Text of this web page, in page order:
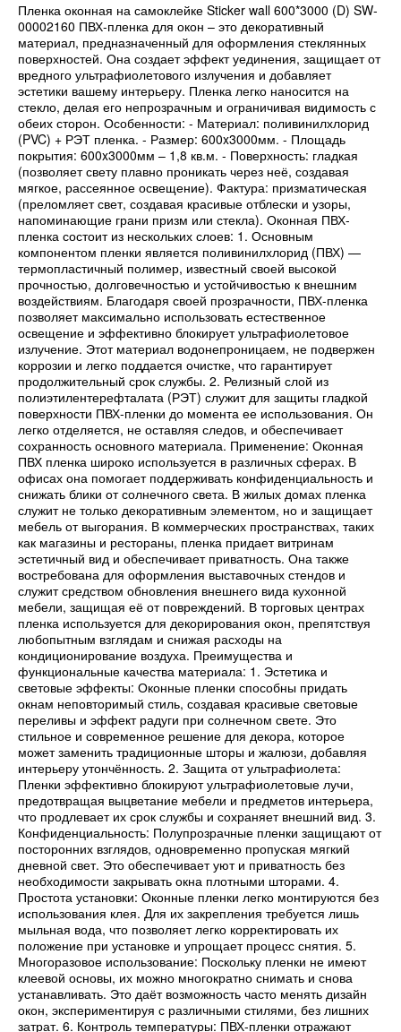
Пленка оконная на самоклейке Sticker wall 600*3000 (D) SW-
00002160 ПВХ-пленка для окон – это декоративный
материал, предназначенный для оформления стеклянных
поверхностей. Она создает эффект уединения, защищает от
вредного ультрафиолетового излучения и добавляет
эстетики вашему интерьеру. Пленка легко наносится на
стекло, делая его непрозрачным и ограничивая видимость с
обеих сторон. Особенности: - Материал: поливинилхлорид
(PVC) + РЭТ пленка. - Размер: 600x3000мм. - Площадь
покрытия: 600x3000мм – 1,8 кв.м. - Поверхность: гладкая
(позволяет свету плавно проникать через неё, создавая
мягкое, рассеянное освещение). Фактура: призматическая
(преломляет свет, создавая красивые отблески и узоры,
напоминающие грани призм или стекла). Оконная ПВХ-
пленка состоит из нескольких слоев: 1. Основным
компонентом пленки является поливинилхлорид (ПВХ) —
термопластичный полимер, известный своей высокой
прочностью, долговечностью и устойчивостью к внешним
воздействиям. Благодаря своей прозрачности, ПВХ-пленка
позволяет максимально использовать естественное
освещение и эффективно блокирует ультрафиолетовое
излучение. Этот материал водонепроницаем, не подвержен
коррозии и легко поддается очистке, что гарантирует
продолжительный срок службы. 2. Релизный слой из
полиэтилентерефталата (РЭТ) служит для защиты гладкой
поверхности ПВХ-пленки до момента ее использования. Он
легко отделяется, не оставляя следов, и обеспечивает
сохранность основного материала. Применение: Оконная
ПВХ пленка широко используется в различных сферах. В
офисах она помогает поддерживать конфиденциальность и
снижать блики от солнечного света. В жилых домах пленка
служит не только декоративным элементом, но и защищает
мебель от выгорания. В коммерческих пространствах, таких
как магазины и рестораны, пленка придает витринам
эстетичный вид и обеспечивает приватность. Она также
востребована для оформления выставочных стендов и
служит средством обновления внешнего вида кухонной
мебели, защищая её от повреждений. В торговых центрах
пленка используется для декорирования окон, препятствуя
любопытным взглядам и снижая расходы на
кондиционирование воздуха. Преимущества и
функциональные качества материала: 1. Эстетика и
световые эффекты: Оконные пленки способны придать
окнам неповторимый стиль, создавая красивые световые
переливы и эффект радуги при солнечном свете. Это
стильное и современное решение для декора, которое
может заменить традиционные шторы и жалюзи, добавляя
интерьеру утончённость. 2. Защита от ультрафиолета:
Пленки эффективно блокируют ультрафиолетовые лучи,
предотвращая выцветание мебели и предметов интерьера,
что продлевает их срок службы и сохраняет внешний вид. 3.
Конфиденциальность: Полупрозрачные пленки защищают от
посторонних взглядов, одновременно пропуская мягкий
дневной свет. Это обеспечивает уют и приватность без
необходимости закрывать окна плотными шторами. 4.
Простота установки: Оконные пленки легко монтируются без
использования клея. Для их закрепления требуется лишь
мыльная вода, что позволяет легко корректировать их
положение при установке и упрощает процесс снятия. 5.
Многоразовое использование: Поскольку пленки не имеют
клеевой основы, их можно многократно снимать и снова
устанавливать. Это даёт возможность часто менять дизайн
окон, экспериментируя с различными стилями, без лишних
затрат. 6. Контроль температуры: ПВХ-пленки отражают